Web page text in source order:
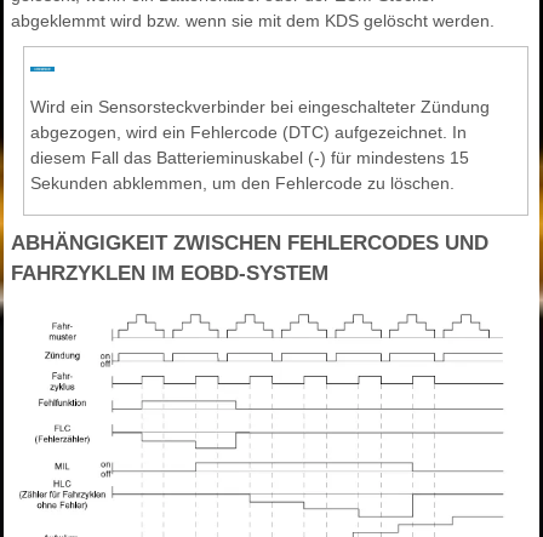
abgeklemmt wird bzw. wenn sie mit dem KDS gelöscht werden.
Wird ein Sensorsteckverbinder bei eingeschalteter Zündung
abgezogen, wird ein Fehlercode (DTC) aufgezeichnet. In
diesem Fall das Batterieminuskabel (-) für mindestens 15
Sekunden abklemmen, um den Fehlercode zu löschen.
ABHÄNGIGKEIT ZWISCHEN FEHLERCODES UND
FAHRZYKLEN IM EOBD-SYSTEM